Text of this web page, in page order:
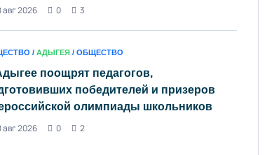
авг 2026
0 3
/ АДЫГЕЯ / ОБЩЕСТВО
поощрят педагогов,
победителей и призеров
олимпиады школьников
авг 2026
0 2